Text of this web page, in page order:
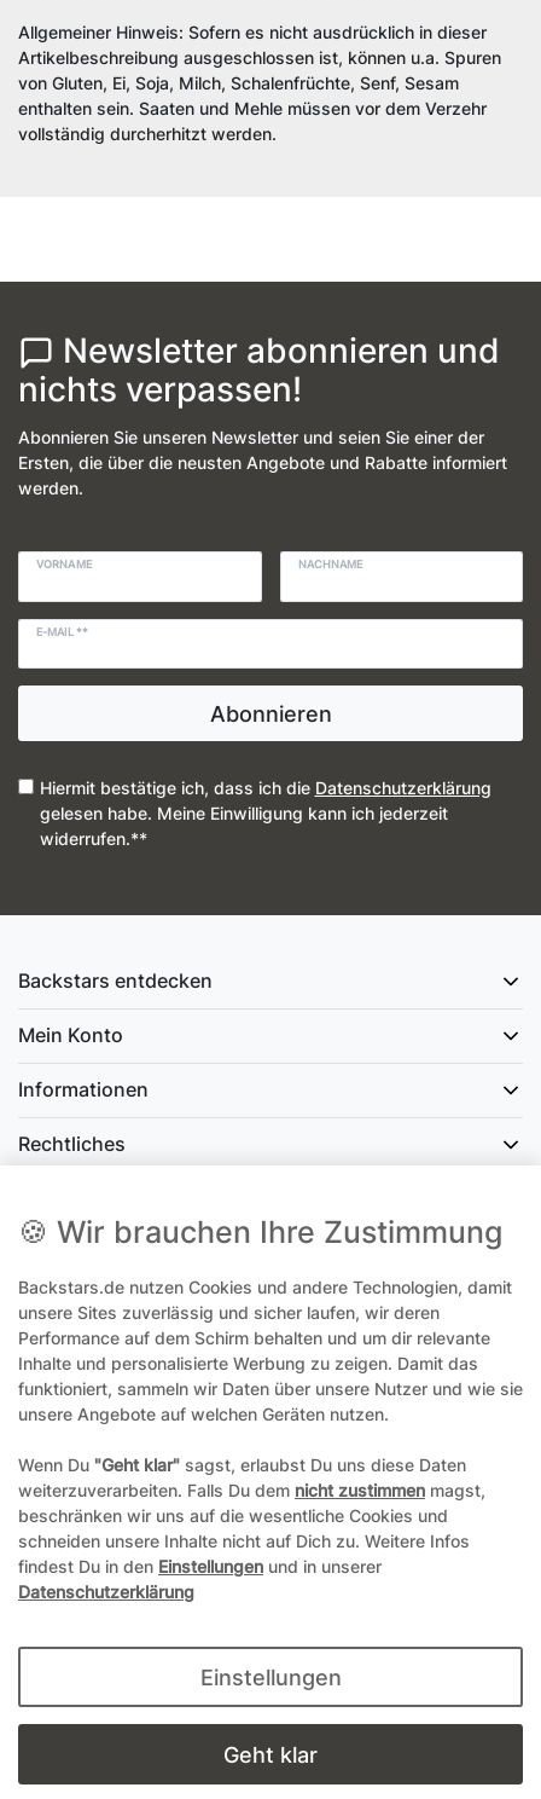
Allgemeiner Hinweis: Sofern es nicht ausdrücklich in dieser
Artikelbeschreibung ausgeschlossen ist, können u.a. Spuren
von Gluten, Ei, Soja, Milch, Schalenfrüchte, Senf, Sesam
enthalten sein. Saaten und Mehle müssen vor dem Verzehr
vollständig durcherhitzt werden.
Newsletter abonnieren und
nichts verpassen!
Abonnieren Sie unseren Newsletter und seien Sie einer der
Ersten, die über die neusten Angebote und Rabatte informiert
werden.
VORNAME NACHNAME
E-MAIL **
Abonnieren
Hiermit bestätige ich, dass ich die Daten­schutz­erklärung
gelesen habe. Meine Einwilligung kann ich jederzeit
widerrufen.**
Backstars entdecken
Mein Konto
Informationen
Rechtliches
office@backstars.de
Wir antworten Ihnen schnellstmöglich. An Sonn- und Feiertagen kann
es evtl. zu Verzögerungen kommen.
07306 306239¹
Freitags am besten zwischen 8-12 Uhr
¹Telefonieren zum üblichen Ortstarif. Verbindugsgebühren für Anrufe
aus dem Mobilfunknetz können ggf. abweichen.
*Alle Preise inkl. gesetzl. Mehrwertsteuer und ggf. zzgl.
© Copyright 2004-2026 durch Andreas Zöllner. Alle Rechte
vorbehalten.
powered bywebimpact GmbH
🍪 Wir brauchen Ihre Zustimmung
Backstars.de nutzen Cookies und andere Technologien, damit
unsere Sites zuverlässig und sicher laufen, wir deren
Performance auf dem Schirm behalten und um dir relevante
Inhalte und personalisierte Werbung zu zeigen. Damit das
funktioniert, sammeln wir Daten über unsere Nutzer und wie sie
unsere Angebote auf welchen Geräten nutzen.
Wenn Du "Geht klar" sagst, erlaubst Du uns diese Daten
weiterzuverarbeiten. Falls Du dem nicht zustimmen magst,
beschränken wir uns auf die wesentliche Cookies und
schneiden unsere Inhalte nicht auf Dich zu. Weitere Infos
findest Du in den Einstellungen und in unserer
Datenschutzerklärung
Einstellungen
Geht klar